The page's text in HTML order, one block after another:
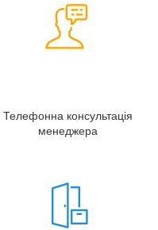
Телефонна консультація
менеджера